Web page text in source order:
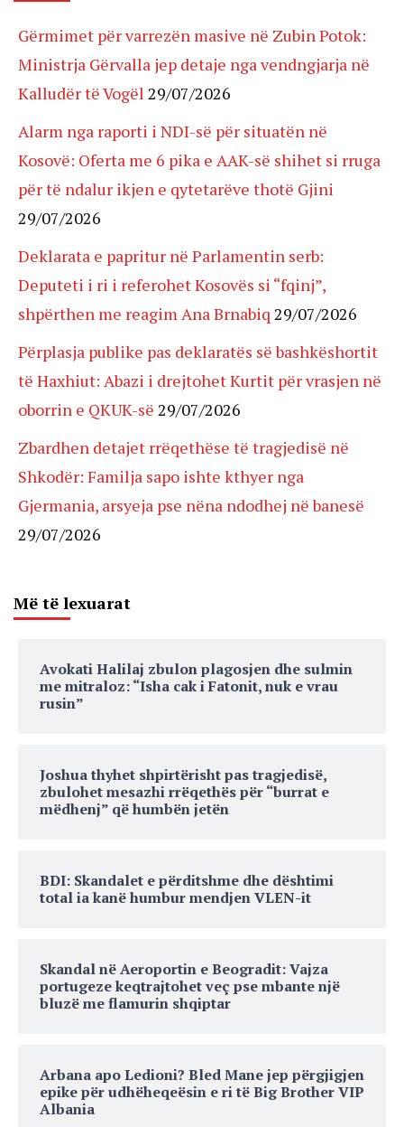
Gërmimet për varrezën masive në Zubin Potok:
Ministrja Gërvalla jep detaje nga vendngjarja në
Kalludër të Vogël 29/07/2026
Alarm nga raporti i NDI-së për situatën në
Kosovë: Oferta me 6 pika e AAK-së shihet si rruga
për të ndalur ikjen e qytetarëve thotë Gjini
29/07/2026
Deklarata e papritur në Parlamentin serb:
Deputeti i ri i referohet Kosovës si “fqinj”,
shpërthen me reagim Ana Brnabiq 29/07/2026
Përplasja publike pas deklaratës së bashkëshortit
të Haxhiut: Abazi i drejtohet Kurtit për vrasjen në
oborrin e QKUK-së 29/07/2026
Zbardhen detajet rrëqethëse të tragjedisë në
Shkodër: Familja sapo ishte kthyer nga
Gjermania, arsyeja pse nëna ndodhej në banesë
29/07/2026
Më të lexuarat
Avokati Halilaj zbulon plagosjen dhe sulmin
me mitraloz: “Isha cak i Fatonit, nuk e vrau
rusin”
Joshua thyhet shpirtërisht pas tragjedisë,
zbulohet mesazhi rrëqethës për “burrat e
mëdhenj” që humbën jetën
BDI: Skandalet e përditshme dhe dështimi
total ia kanë humbur mendjen VLEN-it
Skandal në Aeroportin e Beogradit: Vajza
portugeze keqtrajtohet veç pse mbante një
bluzë me flamurin shqiptar
Arbana apo Ledioni? Bled Mane jep përgjigjen
epike për udhëheqeësin e ri të Big Brother VIP
Albania